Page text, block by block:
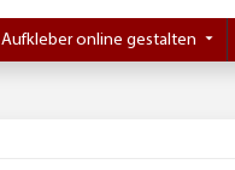
Aufkleber online gestalten